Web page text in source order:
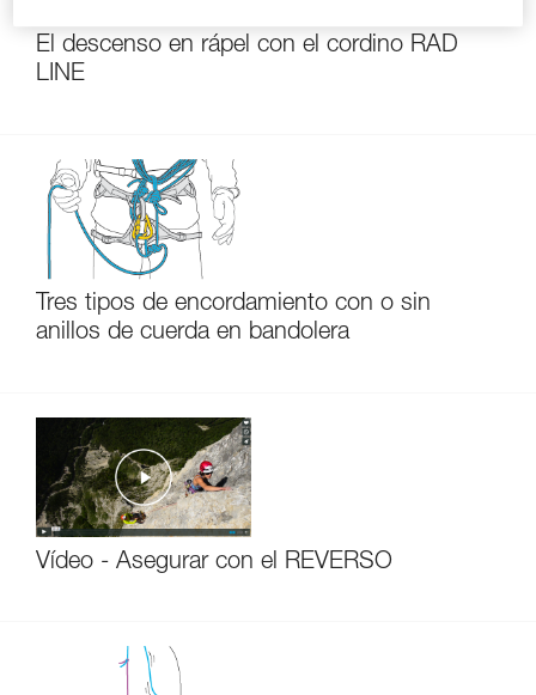
El descenso en rápel con el cordino RAD
LINE
Tres tipos de encordamiento con o sin
anillos de cuerda en bandolera
Vídeo - Asegurar con el REVERSO